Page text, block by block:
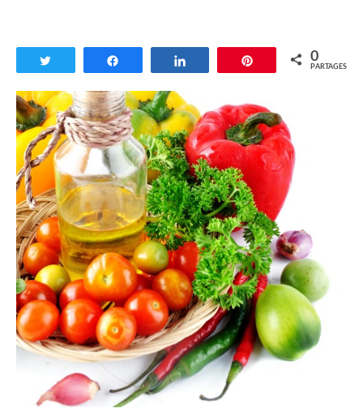
Enregistrer
0
PARTAGES